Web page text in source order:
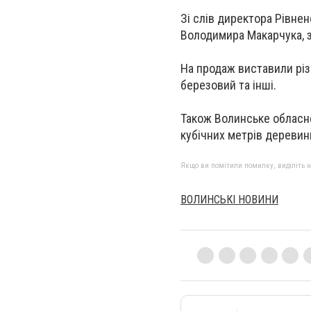
Зі слів директора
Володимира Макарчука,
На продаж виставили
березовий та інші.
Також Волинське
кубічних метрів
Якщо ви помітили помилку, виділіть
ВОЛИНСЬКІ НОВИНИ